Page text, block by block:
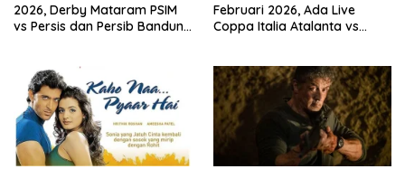
2026, Derby Mataram PSIM
vs Persis dan Persib Bandung
Februari 2026, Ada Live
Coppa Italia Atalanta vs
Tumhaara’